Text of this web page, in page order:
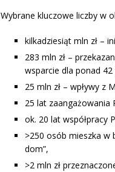
Wybrane kluczowe liczby w
kilkadziesiąt mln zł –
283 mln zł –
wsparcie dla ponad 42
25 mln zł – wpływy z
25 lat zaangażowania
ok. 20 lat współpracy
>250 osób mieszka w
dom”,
>2 mln zł